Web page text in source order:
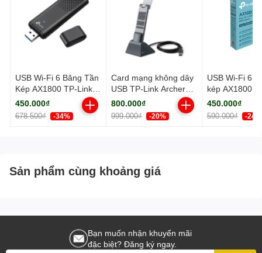
USB Wi-Fi 6 Băng Tần
Kép AX1800 TP-Link
Archer TX20U
450.000₫
678.500₫ -34%
Card mạng không dây
USB TP-Link Archer
TX50UH Chuẩn Wifi 6
AX3000
800.000₫
999.000₫ -20%
USB Wi-Fi 6
kép AX1800
Archer TX20U
450.000₫
590.000₫ -24%
Sản phẩm cùng khoảng giá
Bạn muốn nhận khuyến mãi
đặc biệt? Đăng ký ngay.